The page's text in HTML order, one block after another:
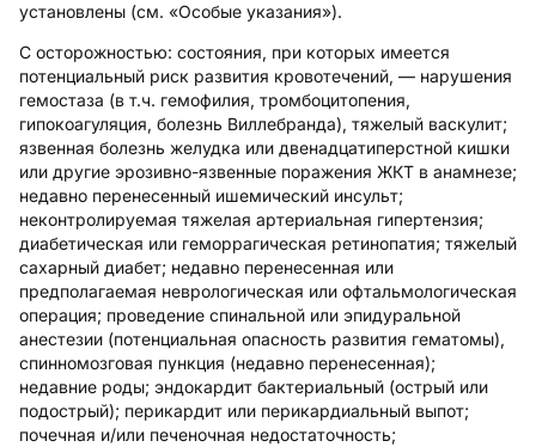
установлены (см. «Особые указания»).
С осторожностью: состояния, при которых имеется
потенциальный риск развития кровотечений, — нарушения
гемостаза (в т.ч. гемофилия, тромбоцитопения,
гипокоагуляция, болезнь Виллебранда), тяжелый васкулит;
язвенная болезнь желудка или двенадцатиперстной кишки
или другие эрозивно-язвенные поражения ЖКТ в анамнезе;
недавно перенесенный ишемический инсульт;
неконтролируемая тяжелая артериальная гипертензия;
диабетическая или геморрагическая ретинопатия; тяжелый
сахарный диабет; недавно перенесенная или
предполагаемая неврологическая или офтальмологическая
операция; проведение спинальной или эпидуральной
анестезии (потенциальная опасность развития гематомы),
спинномозговая пункция (недавно перенесенная);
недавние роды; эндокардит бактериальный (острый или
подострый); перикардит или перикардиальный выпот;
почечная и/или печеночная недостаточность;